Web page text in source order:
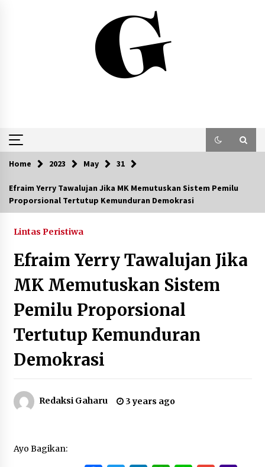
Home 2023 May 31
Efraim Yerry Tawalujan Jika MK Memutuskan Sistem Pemilu
Proporsional Tertutup Kemunduran Demokrasi
Lintas Peristiwa
Efraim Yerry Tawalujan Jika
MK Memutuskan Sistem
Pemilu Proporsional
Tertutup Kemunduran
Demokrasi
Redaksi Gaharu 3 years ago
Ayo Bagikan: